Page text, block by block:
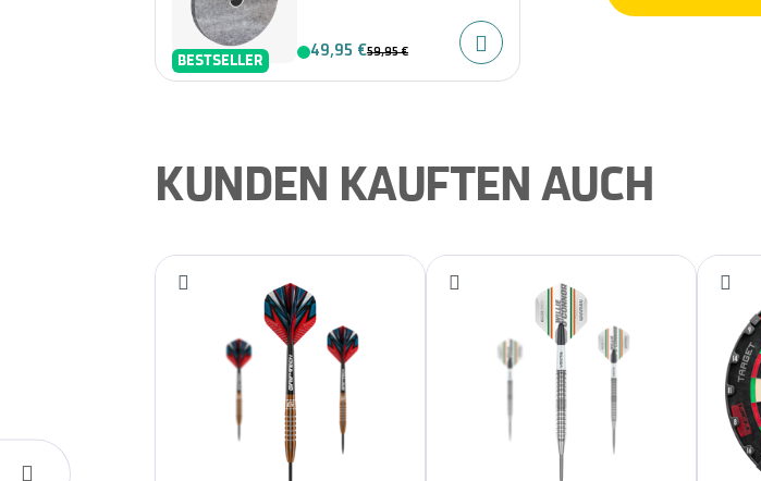
BESTSELLER 49,95 €59,95 €
KUNDEN KAUFTEN AUCH